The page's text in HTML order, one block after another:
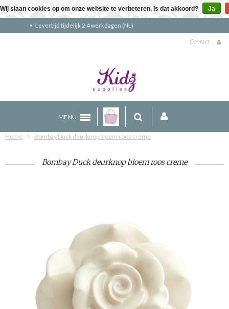
Gratis verzending boven €90 (NL)
Contact
MENU
Home Bombay Duck deurknop bloem roos creme
Bombay Duck deurknop bloem roos creme
Wij slaan cookies op om onze website te verbeteren. Is dat akkoord? Ja